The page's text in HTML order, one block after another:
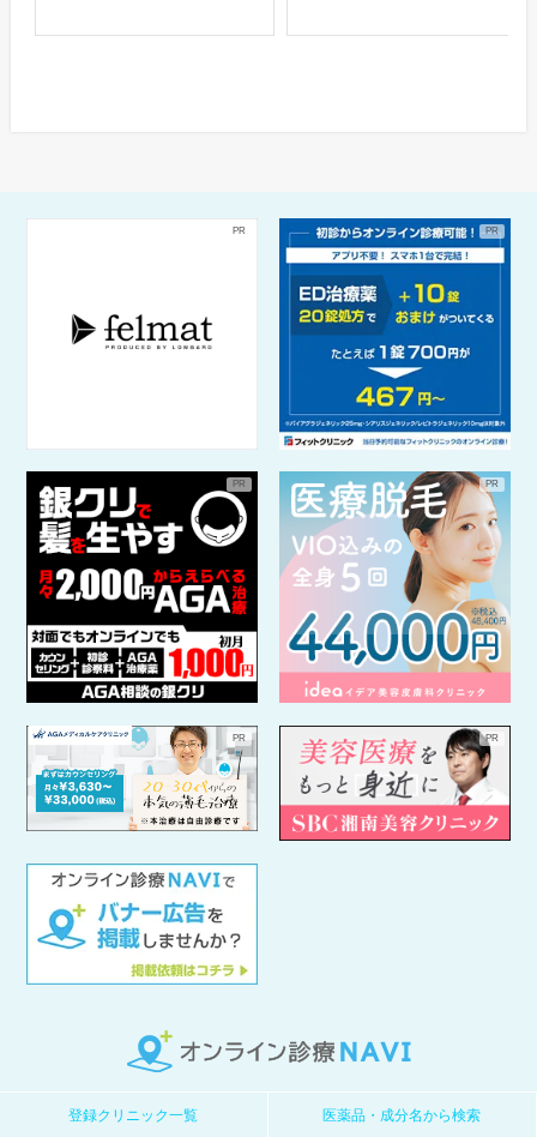
登録クリニック一覧 医薬品・成分名から検索